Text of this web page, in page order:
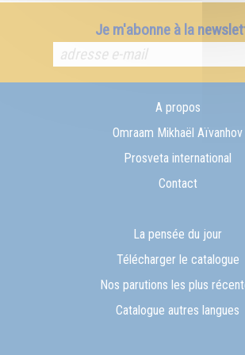
Je m'abonne à la
A propos
Omraam Mikhaël Aïvanhov
Prosveta international
Contact
La pensée du jour
Télécharger le catalogue
Nos parutions les plus
Catalogue autres langues